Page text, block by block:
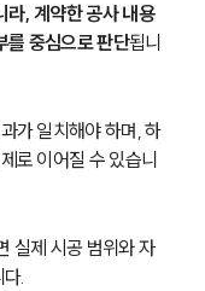
라, 계약한 공사 내용
를 중심으로 판단됩니
가 일치해야 하며, 하
로 이어질 수 있습니
실제 시공 범위와 자
.